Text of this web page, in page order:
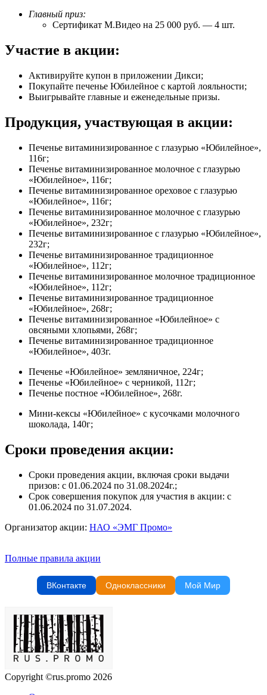
Главный приз:
Сертификат М.Видео на 25 000 руб. — 4 шт.
Участие в акции:
Активируйте купон в приложении Дикси;
Покупайте печенье Юбилейное с картой лояльности;
Выигрывайте главные и еженедельные призы.
Продукция, участвующая в акции:
Печенье витаминизированное с глазурью «Юбилейное»,
116г;
Печенье витаминизированное молочное с глазурью
«Юбилейное», 116г;
Печенье витаминизированное ореховое с глазурью
«Юбилейное», 116г;
Печенье витаминизированное молочное с глазурью
«Юбилейное», 232г;
Печенье витаминизированное с глазурью «Юбилейное»,
232г;
Печенье витаминизированное традиционное
«Юбилейное», 112г;
Печенье витаминизированное молочное традиционное
«Юбилейное», 112г;
Печенье витаминизированное традиционное
«Юбилейное», 268г;
Печенье витаминизированное «Юбилейное» с
овсяными хлопьями, 268г;
Печенье витаминизированное традиционное
«Юбилейное», 403г.
Печенье «Юбилейное» земляничное, 224г;
Печенье «Юбилейное» с черникой, 112г;
Печенье постное «Юбилейное», 268г.
Мини-кексы «Юбилейное» с кусочками молочного
шоколада, 140г;
Сроки проведения акции:
Сроки проведения акции, включая сроки выдачи
призов: с 01.06.2024 по 31.08.2024г.;
Срок совершения покупок для участия в акции: с
01.06.2024 по 31.07.2024.
Организатор акции: НАО «ЭМГ Промо»
Полные правила акции
ВКонтакте Одноклассники Мой Мир
Copyright ©rus.promo 2026